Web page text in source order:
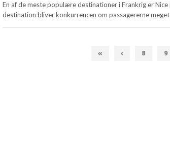
En af de meste populære destinationer i Frankrig er Nice
destination bliver konkurrencen om passagererne
« ‹ 8 9